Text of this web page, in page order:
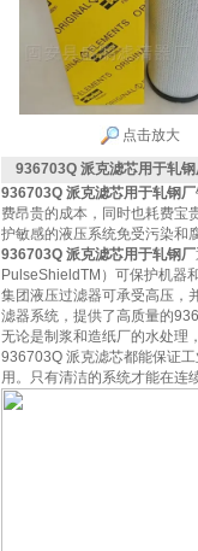
点击放大
936703Q 派克滤芯用于轧
936703Q 派克滤芯用于轧钢厂
费昂贵的成本，同时也耗费宝
护敏感的液压系统免受污染和
936703Q 派克滤芯用于轧钢厂
PulseShieldTM）可保护机器
集团液压过滤器可承受高压，
滤器系统，提供了高质量的
无论是制浆和造纸厂的水处理
936703Q 派克滤芯都能保证
用。只有清洁的系统才能在连